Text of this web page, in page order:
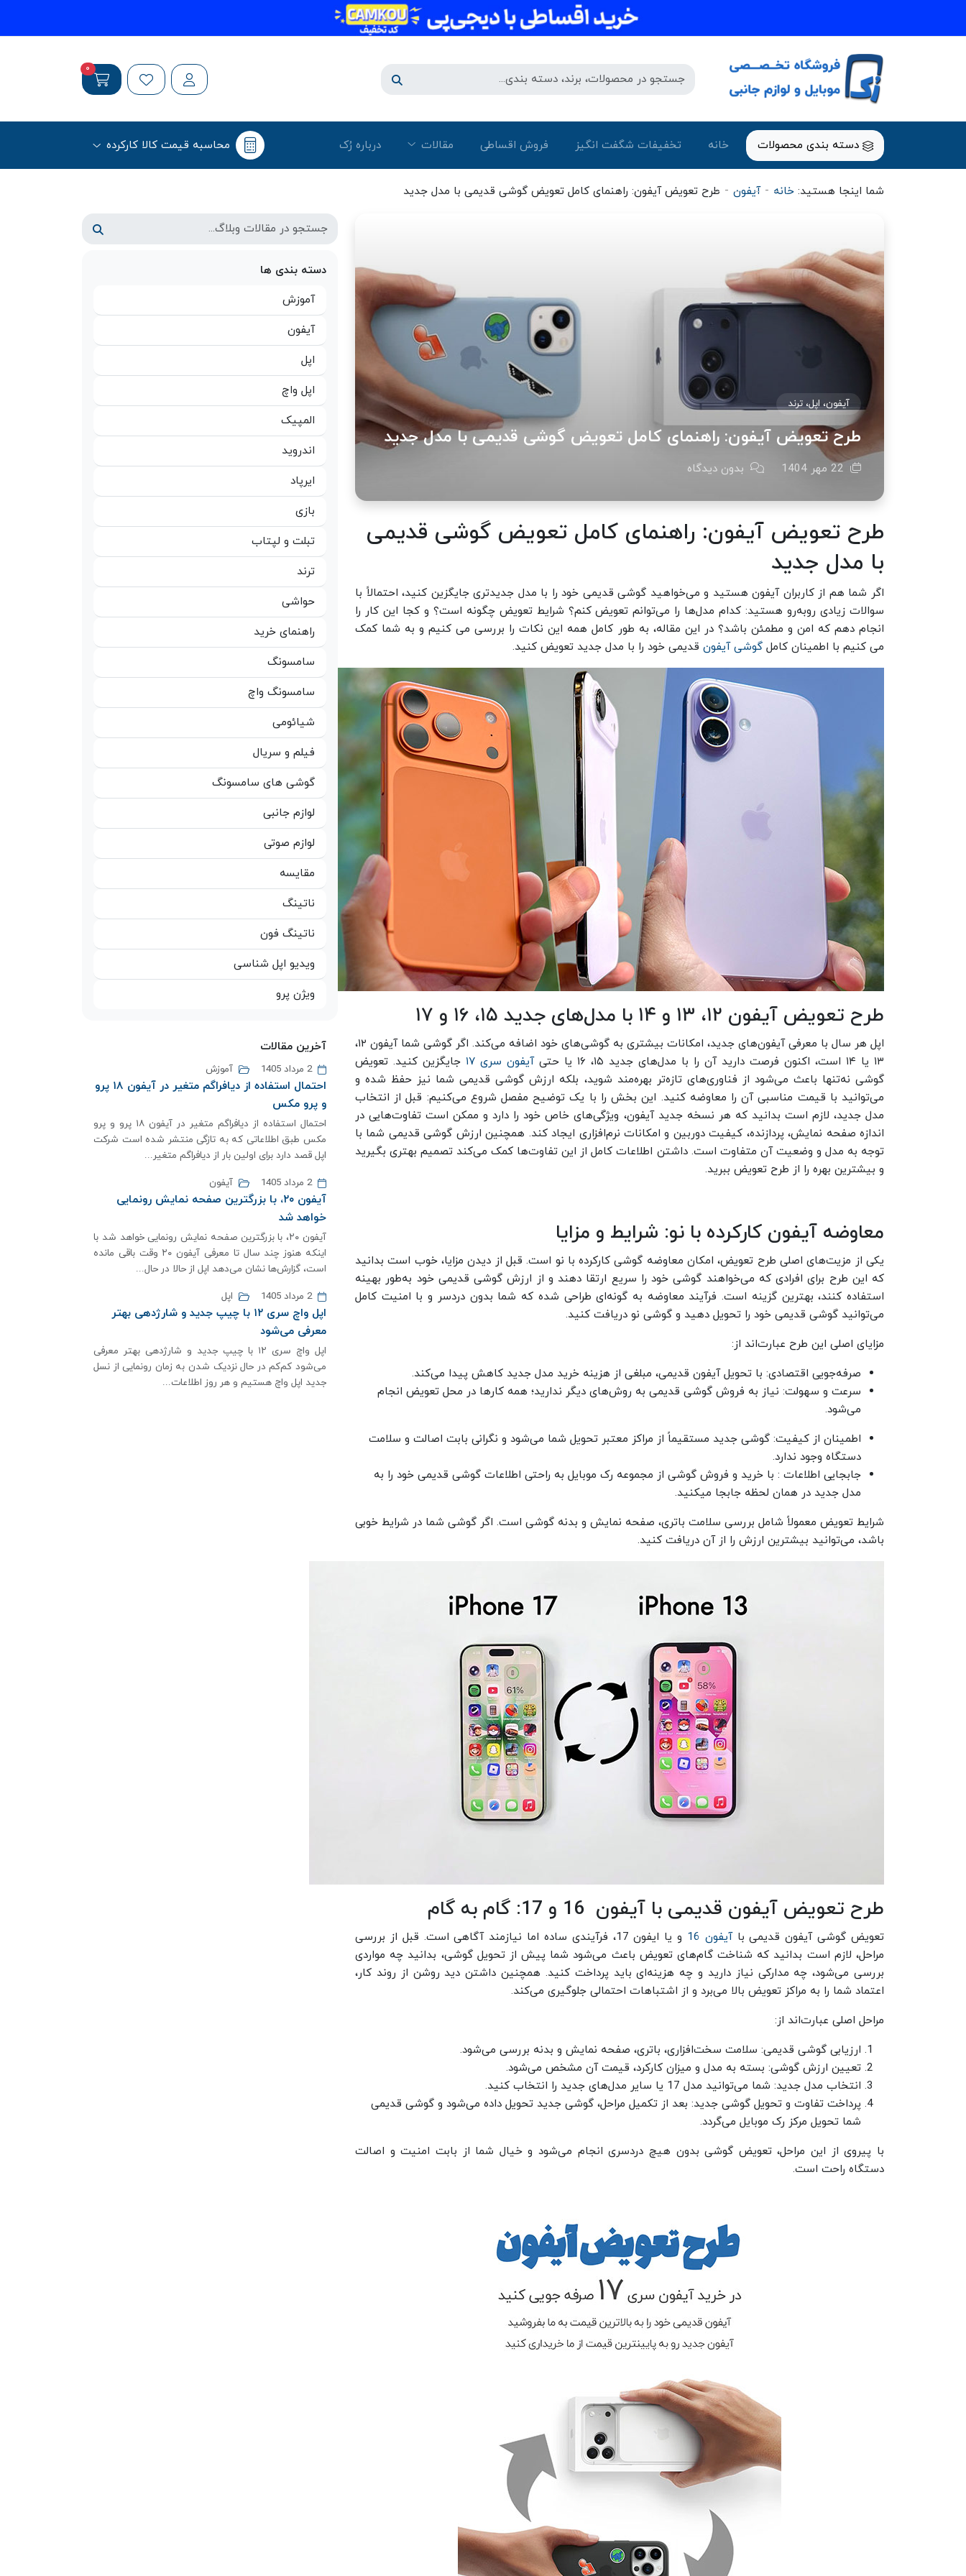
0
دسته بندی محصولات خانه تخفیفات شگفت انگیز فروش اقساطی مقالات درباره رُک‌ محاسبه قیمت کالا کارکرده
شما اینجا هستید: خانه -آیفون - طرح تعویض آیفون: راهنمای کامل تعویض گوشی قدیمی با مدل جدید
آیفون، اپل، ترند
طرح تعویض آیفون: راهنمای کامل تعویض گوشی قدیمی با مدل جدید
22 مهر 1404 بدون دیدگاه
طرح تعویض آیفون: راهنمای کامل تعویض گوشی قدیمی
با مدل جدید
اگر شما هم از کاربران آیفون هستید و می‌خواهید گوشی قدیمی خود را با مدل جدیدتری جایگزین کنید، احتمالاً با
سوالات زیادی روبه‌رو هستید: کدام مدل‌ها را می‌توانم تعویض کنم؟ شرایط تعویض چگونه است؟ و کجا این کار را
انجام دهم که امن و مطمئن باشد؟ در این مقاله، به‌ طور کامل همه این نکات را بررسی می‌ کنیم و به شما کمک
می‌ کنیم با اطمینان کامل گوشی آیفون قدیمی خود را با مدل جدید تعویض کنید.
طرح تعویض آیفون ۱۲، ۱۳ و ۱۴ با مدل‌های جدید ۱۵، ۱۶ و ۱۷
اپل هر سال با معرفی آیفون‌های جدید، امکانات بیشتری به گوشی‌های خود اضافه می‌کند. اگر گوشی شما آیفون ۱۲،
۱۳ یا ۱۴ است، اکنون فرصت دارید آن را با مدل‌های جدید ۱۵، ۱۶ یا حتی
آیفون سری ۱۷
جایگزین کنید. تعویض
گوشی نه‌تنها باعث می‌شود از فناوری‌های تازه‌تر بهره‌مند شوید، بلکه ارزش گوشی قدیمی شما نیز حفظ شده و
می‌توانید با قیمت مناسبی آن را معاوضه کنید. این بخش را با یک توضیح مفصل شروع می‌کنیم: قبل از انتخاب
مدل جدید، لازم است بدانید که هر نسخه جدید آیفون، ویژگی‌های خاص خود را دارد و ممکن است تفاوت‌هایی در
اندازه صفحه نمایش، پردازنده، کیفیت دوربین و امکانات نرم‌افزاری ایجاد کند. همچنین ارزش گوشی قدیمی شما با
توجه به مدل و وضعیت آن متفاوت است. داشتن اطلاعات کامل از این تفاوت‌ها کمک می‌کند تصمیم بهتری بگیرید
و بیشترین بهره را از طرح تعویض ببرید.
معاوضه آیفون کارکرده با نو: شرایط و مزایا
یکی از مزیت‌های اصلی طرح تعویض، امکان معاوضه گوشی کارکرده با نو است. قبل از دیدن مزایا، خوب است بدانید
که این طرح برای افرادی که می‌خواهند گوشی خود را سریع ارتقا دهند و از ارزش گوشی قدیمی خود به‌طور بهینه
استفاده کنند، بهترین گزینه است. فرآیند معاوضه به گونه‌ای طراحی شده که شما بدون دردسر و با امنیت کامل
می‌توانید گوشی قدیمی خود را تحویل دهید و گوشی نو دریافت کنید.
مزایای اصلی این طرح عبارت‌اند از:
صرفه‌جویی اقتصادی: با تحویل آیفون قدیمی، مبلغی از هزینه خرید مدل جدید کاهش پیدا می‌کند.
سرعت و سهولت: نیاز به فروش گوشی قدیمی به روش‌های دیگر ندارید؛ همه کارها در محل تعویض انجام
می‌شود.
اطمینان از کیفیت: گوشی جدید مستقیماً از مراکز معتبر تحویل شما می‌شود و نگرانی بابت اصالت و سلامت
دستگاه وجود ندارد.
جابجایی اطلاعات : با خرید و فروش گوشی از مجموعه رک موبایل به راحتی اطلاعات گوشی قدیمی خود را به
مدل جدید در همان لحظه جابجا میکنید.
شرایط تعویض معمولاً شامل بررسی سلامت باتری، صفحه نمایش و بدنه گوشی است. اگر گوشی شما در شرایط خوبی
باشد، می‌توانید بیشترین ارزش را از آن دریافت کنید.
طرح تعویض آیفون قدیمی با آیفون 16 و 17: گام به گام
تعویض گوشی آیفون قدیمی باآیفون 16
و یا ایفون 17، فرآیندی ساده اما نیازمند آگاهی است. قبل از بررسی
مراحل، لازم است بدانید که شناخت گام‌های تعویض باعث می‌شود شما پیش از تحویل گوشی، بدانید چه مواردی
بررسی می‌شود، چه مدارکی نیاز دارید و چه هزینه‌ای باید پرداخت کنید. همچنین داشتن دید روشن از روند کار،
اعتماد شما را به مراکز تعویض بالا می‌برد و از اشتباهات احتمالی جلوگیری می‌کند.
مراحل اصلی عبارت‌اند از:
ارزیابی گوشی قدیمی: سلامت سخت‌افزاری، باتری، صفحه نمایش و بدنه بررسی می‌شود.
تعیین ارزش گوشی: بسته به مدل و میزان کارکرد، قیمت آن مشخص می‌شود.
انتخاب مدل جدید: شما می‌توانید مدل 17 یا سایر مدل‌های جدید را انتخاب کنید.
پرداخت تفاوت و تحویل گوشی جدید: بعد از تکمیل مراحل، گوشی جدید تحویل داده می‌شود و گوشی قدیمی
شما تحویل مرکز رک موبایل می‌گردد.
با پیروی از این مراحل، تعویض گوشی بدون هیچ دردسری انجام می‌شود و خیال شما از بابت امنیت و اصالت
دستگاه راحت است.
دسته بندی ها
آموزش
آیفون
اپل
اپل واچ
المپیک
اندروید
ایرپاد
بازی
تبلت و لپتاب
ترند
حواشی
راهنمای خرید
سامسونگ
سامسونگ واچ
شیائومی
فیلم و سریال
گوشی های سامسونگ
لوازم جانبی
لوازم صوتی
مقایسه
ناتینگ
ناتینگ فون
ویدیو اپل شناسی
ویژن پرو
آخرین مقالات
2 مرداد 1405 آموزش
احتمال استفاده از دیافراگم متغیر در آیفون ۱۸ پرو
و پرو مکس
احتمال استفاده از دیافراگم متغیر در آیفون ۱۸ پرو و پرو
مکس طبق اطلاعاتی که به تازگی منتشر شده است شرکت
اپل قصد دارد برای اولین بار از دیافراگم متغیر...
2 مرداد 1405
آیفون
آیفون ۲۰، با بزرگترین صفحه نمایش رونمایی
خواهد شد
آیفون ۲۰، با بزرگترین صفحه نمایش رونمایی خواهد شد با
اینکه هنوز چند سال تا معرفی آیفون ۲۰ وقت باقی مانده
است، گزارش‌ها نشان می‌دهد اپل از حالا در حال...
2 مرداد 1405
اپل
اپل واچ سری ۱۲ با چیپ جدید و شارژدهی بهتر
معرفی می‌شود
اپل واچ سری ۱۲ با چیپ جدید و شارژدهی بهتر معرفی
می‌شود کم‌کم در حال نزدیک شدن به زمان رونمایی از نسل
جدید اپل واچ هستیم و هر روز اطلاعات...